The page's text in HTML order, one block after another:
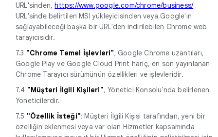
URL'sinden,https://www.google.com/chrome/business/
URL'sinde belirtilen MSI yükleyicisinden veya Google'ın
sağlayabileceği başka bir URL'den indirilebilen Chrome web
tarayıcısıdır.
7.3 "Chrome Temel İşlevleri"; Google Chrome uzantıları,
Google Play ve Google Cloud Print hariç, en son yayınlanan
Chrome Tarayıcı sürümünün özellikleri ve işlevleridir.
7.4 "Müşteri İlgili Kişileri", Yönetici Konsolu'nda belirlenen
Yöneticilerdir.
7.5 "Özellik İsteği"; Müşteri İlgili Kişisi tarafından, yeni bir
özelliğin eklenmesi veya var olan Hizmetler kapsamında